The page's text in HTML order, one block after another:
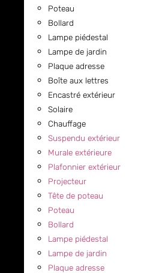
Poteau
Bollard
Lampe piédestal
Lampe de jardin
Plaque adresse
Boîte aux lettres
Encastré extérieur
Solaire
Chauffage
Suspendu extérieur
Murale extérieure
Plafonnier extérieur
Projecteur
Tête de poteau
Poteau
Bollard
Lampe piédestal
Lampe de jardin
Plaque adresse